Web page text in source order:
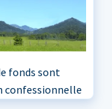
fonds sont
confessionnelle